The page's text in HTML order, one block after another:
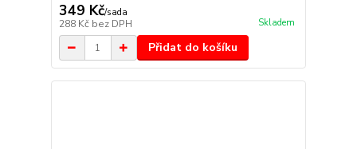
349 Kč/sada
288 Kč bez DPH Skladem
Přidat do košíku